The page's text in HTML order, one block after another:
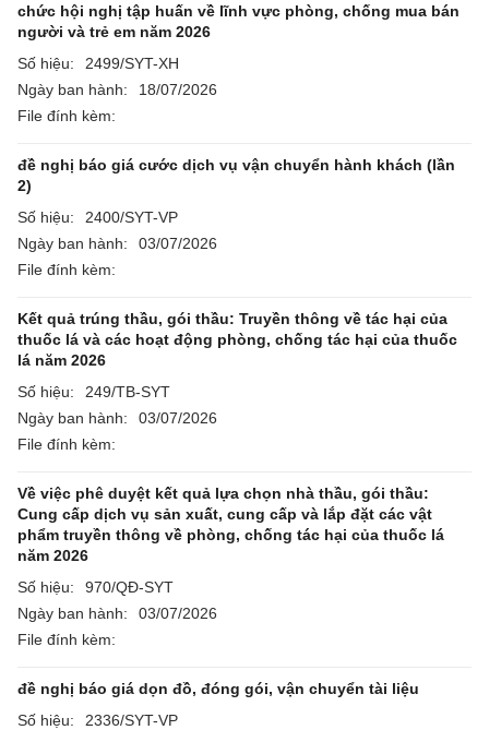
chức hội nghị tập huấn về lĩnh vực phòng, chống mua bán
người và trẻ em năm 2026
Số hiệu:
2499/SYT-XH
Ngày ban hành:
18/07/2026
File đính kèm:
đề nghị báo giá cước dịch vụ vận chuyển hành khách (lần
2)
Số hiệu:
2400/SYT-VP
Ngày ban hành:
03/07/2026
File đính kèm:
Kết quả trúng thầu, gói thầu: Truyền thông về tác hại của
thuốc lá và các hoạt động phòng, chống tác hại của thuốc
lá năm 2026
Số hiệu:
249/TB-SYT
Ngày ban hành:
03/07/2026
File đính kèm:
Về việc phê duyệt kết quả lựa chọn nhà thầu, gói thầu:
Cung cấp dịch vụ sản xuất, cung cấp và lắp đặt các vật
phẩm truyền thông về phòng, chống tác hại của thuốc lá
năm 2026
Số hiệu:
970/QĐ-SYT
Ngày ban hành:
03/07/2026
File đính kèm:
đề nghị báo giá dọn đồ, đóng gói, vận chuyển tài liệu
Số hiệu:
2336/SYT-VP